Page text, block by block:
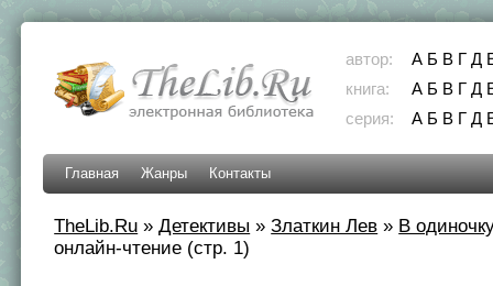
автор: А Б В Г Д
книга:
А Б В Г Д
серия:
А Б В Г Д
Главная Жанры Контакты
TheLib.Ru »Детективы »Златкин Лев » В
онлайн-чтение (стр. 1)